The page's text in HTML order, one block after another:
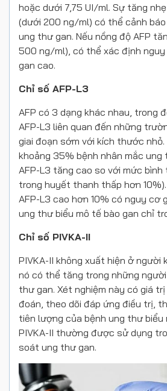
hoặc dưới 7,75 UI/ml. Sự tăng
(dưới 200 ng/ml) có thể cảnh
ung thư gan. Nếu nồng độ AFP
500 ng/ml), có thể xác định
gan cao.
Chỉ số AFP-L3
AFP có 3 dạng khác nhau, trong
AFP-L3 liên quan đến những
giai đoạn sớm với kích thước
khoảng 35% bệnh nhân mắc
AFP-L3 tăng cao so với mức
trong huyết thanh thấp hơn
AFP-L3 cao hơn 10% có nguy cơ
ung thư biểu mô tế bào gan chỉ
Chỉ số PIVKA-II
PIVKA-II không xuất hiện ở người
nó có thể tăng trong những
thư gan. Xét nghiệm này có giá
đoán, theo dõi đáp ứng điều trị,
tiên lượng của bệnh ung thư biểu
PIVKA-II thường được sử dụng
soát ung thư gan.